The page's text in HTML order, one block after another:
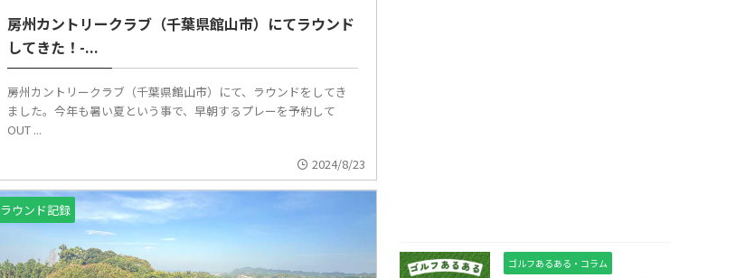
房州カントリークラブ（千葉県館山市）にてラウンド
してきた！-...
房州カントリークラブ（千葉県館山市）にて、ラウンドをしてき
ました。今年も暑い夏という事で、早朝するプレーを予約して
OUT ...
2024/8/23
ラウンド記録
ゴルフあるある・コラム